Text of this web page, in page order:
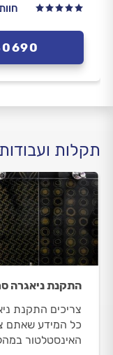
תקלות
התקנת ניאגרה
צריכים התקנת
כל המידע שאתם
האינסטלטור